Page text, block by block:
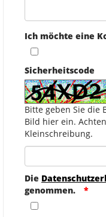
Ich möchte eine
Sicherheitscode
Bitte geben Sie die
Bild hier ein.
Kleinschreibung.
Die
genommen.